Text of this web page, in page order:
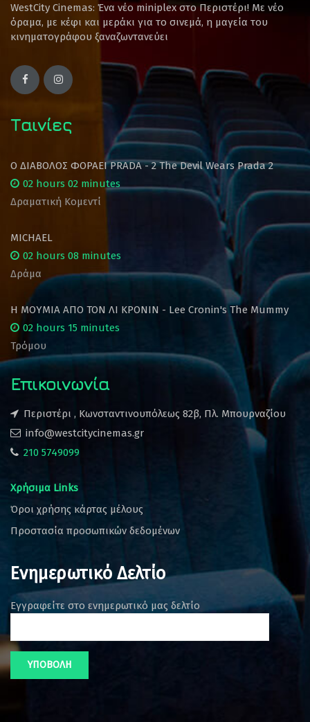
WestCity Cinemas: Ένα νέο miniplex στο Περιστέρι! Mε νέο
όραμα, με κέφι και μεράκι για το σινεμά, η μαγεία του
κινηματογράφου ξαναζωντανεύει
Ταινίες
Ο ΔΙΑΒΟΛΟΣ ΦΟΡΑΕΙ PRADA - 2 The Devil Wears Prada 2
02 hours 02 minutes
Δραματική Κομεντί
MICHAEL
02 hours 08 minutes
Δράμα
Η ΜΟΥΜΙΑ ΑΠΟ ΤΟΝ ΛΙ ΚΡΟΝΙΝ - Lee Cronin's The Mummy
02 hours 15 minutes
Τρόμου
Επικοινωνία
Περιστέρι , Κωνσταντινουπόλεως 82β, Πλ. Μπουρναζίου
info@westcitycinemas.gr
210 5749099
Χρήσιμα Links
Όροι χρήσης κάρτας μέλους
Προστασία προσωπικών δεδομένων
Ενημερωτικό Δελτίο
Εγγραφείτε στο ενημερωτικό μας δελτίο